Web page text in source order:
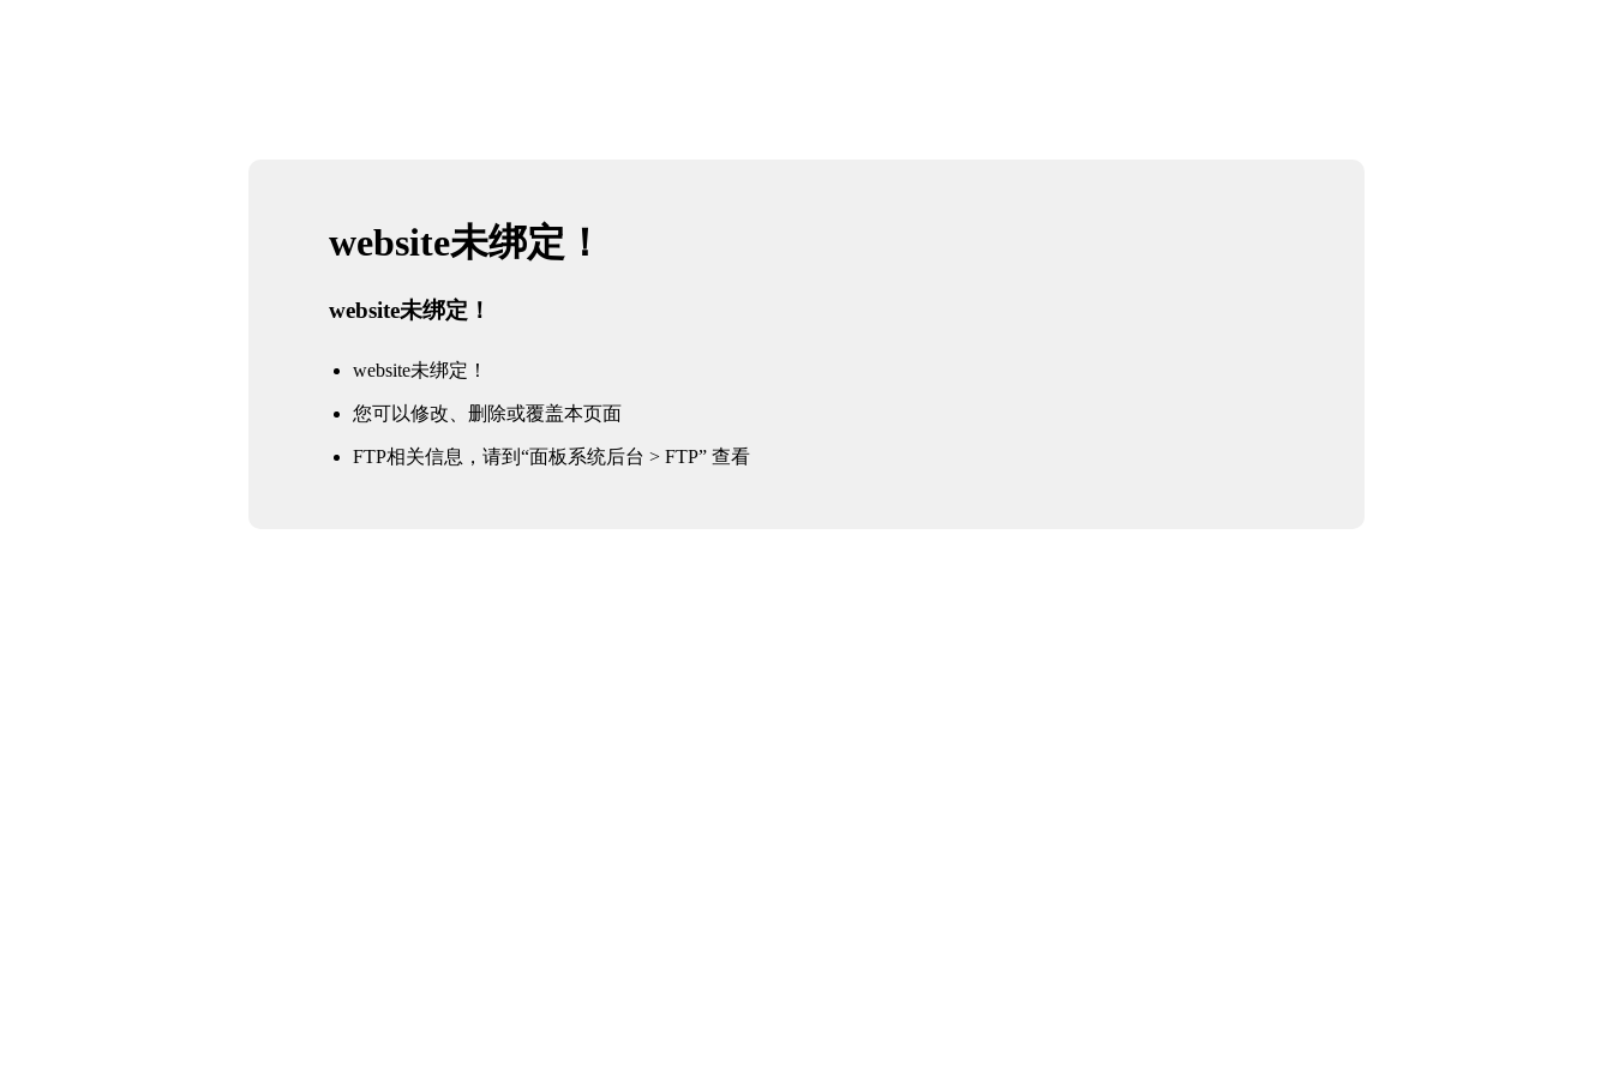
website未绑定！
website未绑定！
website未绑定！
您可以修改、删除或覆盖本页面
FTP相关信息，请到“面板系统后台 > FTP” 查看